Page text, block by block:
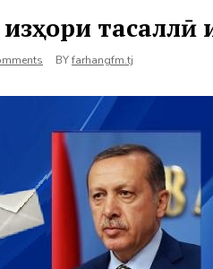
тасаллӣ
BYfarhangfm.tj